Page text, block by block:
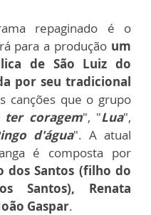
repaginado é o
para a produção um
de São Luiz do
por seu tradicional
canções que o grupo
ter coragem", "Lua",
d'água". A atual
é composta por
dos Santos (filho do
Santos), Renata
Gaspar.